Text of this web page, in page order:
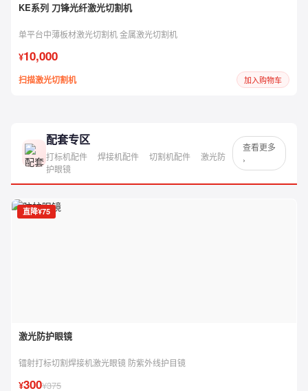
KE系列 刀锋光纤激光切割机
单平台中薄板材激光切割机 金属激光切割机
¥10,000
扫描激光切割机 加入购物车
配套专区
打标机配件 焊接机配件 切割机配件
激光防
护眼镜
查看更多
›
直降¥75
激光防护眼镜
镭射打标切割焊接机激光眼镜 防紫外线护目镜
¥300¥375